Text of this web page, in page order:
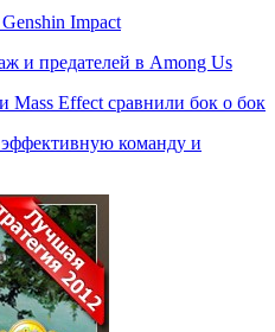
Impact
и предателей в Among Us
Mass Effect сравнили бок о бок
эффективную команду и